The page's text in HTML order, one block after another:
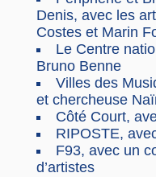
Denis, avec les
Costes et Marin
Le Centre
Bruno Benne
Villes des
et chercheuse
Côté Court,
RIPOSTE,
F93, avec un
d’artistes